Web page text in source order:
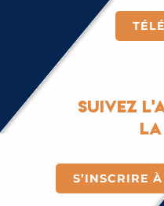
Suivez
S’INSCRIRE